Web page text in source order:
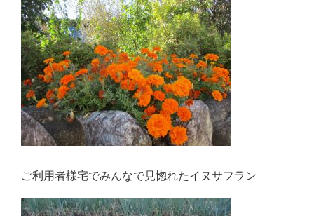
ご利用者様宅でみんなで見惚れたイヌサフラン